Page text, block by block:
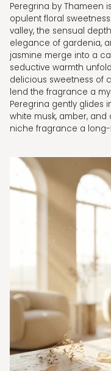
Peregrina by Thameen
opulent floral
valley, the sensual
elegance of gardenia,
jasmine merge into a
seductive warmth
delicious sweetness of
lend the fragrance a
Peregrina gently glides
white musk, amber,
niche fragrance a